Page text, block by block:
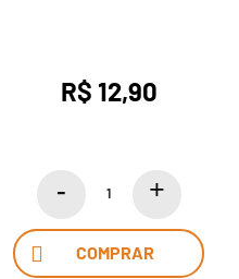
R$ 12,90
COMPRAR